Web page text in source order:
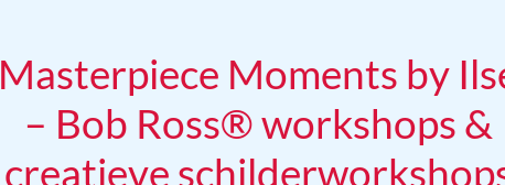
Masterpiece Moments by
– Bob Ross® workshops &
creatieve